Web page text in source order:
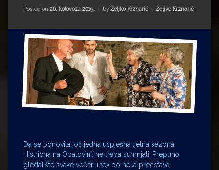
Matea Andrić
Ljiljana Lekanić-Kljaić
Željko Krznarić
Miroslav Šantek
Posted on 26. kolovoza 2019. by Željko Krznarić Kategorije:
Željko Krznarić
Da se ponovila još jedna uspješna ljetna sezona
Histriona na Opatovini, ne treba sumnjati. Prepuno
gledalište svake večeri i tek po neka predstava